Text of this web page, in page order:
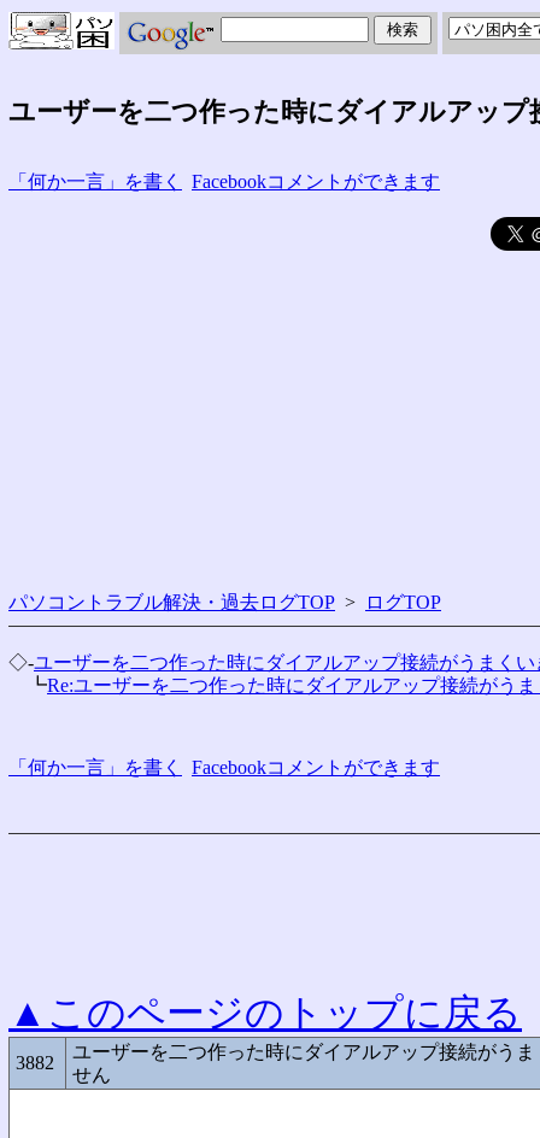
ユーザーを二つ作った時にダイアルアッ
「何か一言」を書く Facebookコメントができます
パソコントラブル解決・過去ログTOP > ログTOP
◇-ユーザーを二つ作った時にダイアルアップ接続がうまくい
┗Re:ユーザーを二つ作った時にダイアルアップ接続がう
「何か一言」を書く Facebookコメントができます
▲このページのトップに戻る
3882
ユーザーを二つ作った時にダイアルアップ接続がうま
せん